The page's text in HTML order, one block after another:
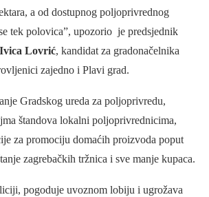
a od dostupnog poljoprivrednog
tek polovica”, upozorio je predsjednik
Lovrić, kandidat za gradonačelnika
zajedno i Plavi grad.
Gradskog ureda za poljoprivredu,
štandova lokalni poljoprivrednicima,
za promociju domaćih proizvoda poput
zagrebačkih tržnica i sve manje kupaca.
pogoduje uvoznom lobiju i ugrožava